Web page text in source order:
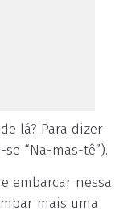
lá? Para dizer
“Na-mas-tê”).
embarcar nessa
mais uma